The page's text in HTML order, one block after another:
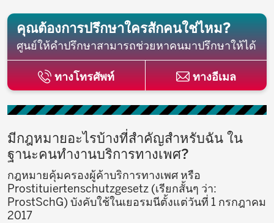
คุณต้องการปรึกษาใครสักคนใช่ไหม?
ศูนย์ให้คำปรึกษาสามารถช่วยหาคนมาปรึกษาให้ได้
ทางโทรศัพท์ ทางอีเมล
มีกฎหมายอะไรบ้างที่สำคัญสำหรับฉัน ใน
ฐานะคนทำงานบริการทางเพศ?
กฎหมายคุ้มครองผู้ค้าบริการทางเพศ หรือ
Prostituiertenschutzgesetz (เรียกสั้นๆ ว่า:
ProstSchG) บังคับใช้ในเยอรมนีตั้งแต่วันที่ 1 กรกฎาคม
2017